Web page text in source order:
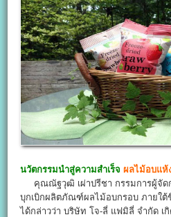
นวัตกรรมนำสู่ความสำเร็จ ผลไม้อบแห้
คุณณัฐวุฒิ เผ่าปรีชา กรรมการผู้จัด
บุกเบิกผลิตภัณฑ์ผลไม้อบกรอบ ภายใต้
ได้กล่าวว่า บริษัท โจ-ลี่ แฟมิลี่ จำกัด เ